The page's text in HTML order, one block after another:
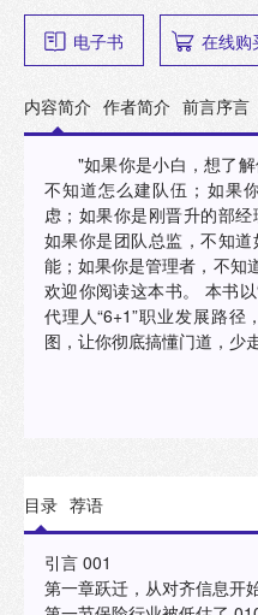
电子书 在线购
内容简介 作者简介 前言序言
"如果你是小白，想了
不知道怎么建队伍；如果
虑；如果你是刚晋升的部
如果你是团队总监，不知
能；如果你是管理者，不
欢迎你阅读这本书。 本书以“保险基本法”为核心，围绕保险
代理人“6+1”职业发展路
图，让你彻底搞懂门道，少
目录 荐语
引言 001
第一章跃迁，从对齐信息开